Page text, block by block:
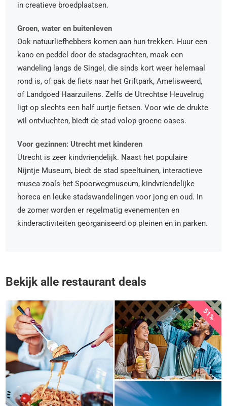
in creatieve broedplaatsen.
Groen, water en buitenleven
Ook natuurliefhebbers komen aan hun trekken. Huur een
kano en peddel door de stadsgrachten, maak een
wandeling langs de Singel, die sinds kort weer helemaal
rond is, of pak de fiets naar het Griftpark, Amelisweerd,
of Landgoed Haarzuilens. Zelfs de Utrechtse Heuvelrug
ligt op slechts een half uurtje fietsen. Voor wie de drukte
wil ontvluchten, biedt de stad volop groene oases.
Voor gezinnen: Utrecht met kinderen
Utrecht is zeer kindvriendelijk. Naast het populaire
Nijntje Museum, biedt de stad speeltuinen, interactieve
musea zoals het Spoorwegmuseum, kindvriendelijke
horeca en leuke stadswandelingen voor jong en oud. In
de zomer worden er regelmatig evenementen en
kinderactiviteiten georganiseerd op pleinen en in parken.
Bekijk alle restaurant deals
51%